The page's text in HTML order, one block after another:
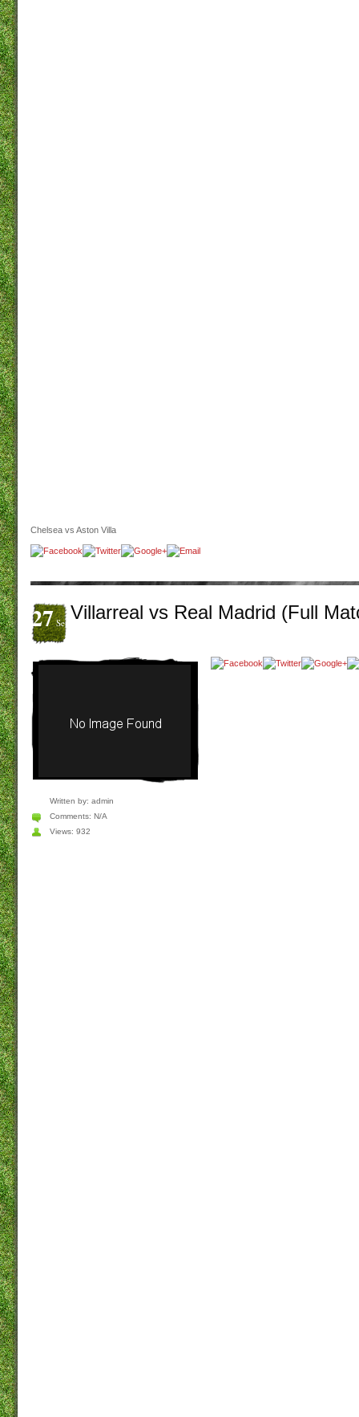
Chelsea vs Aston Villa
27Set Villarreal vs Real Madrid (Full
Written by: admin
Comments: N/A
Views: 932